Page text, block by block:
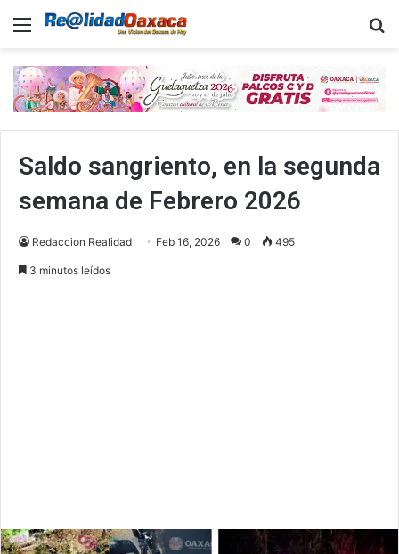
Menu
Saldo sangriento, en la segunda
semana de Febrero 2026
Redaccion Realidad Feb 16, 2026 0 495
3 minutos leídos